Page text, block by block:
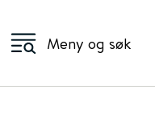
Meny og søk